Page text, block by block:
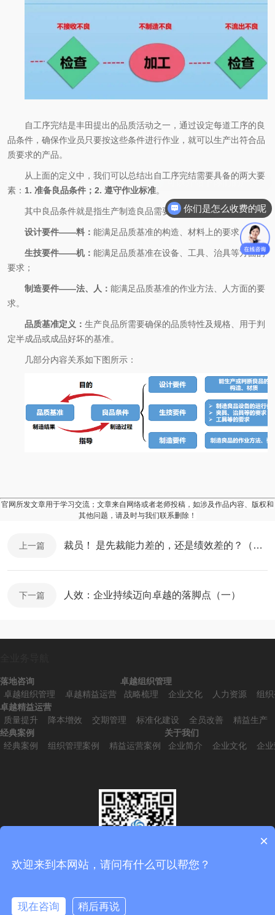
自工序完结是丰田提出的品质活动之一，通过设定每道工序的良
品条件，确保作业员只要按这些条件进行作业，就可以生产出符合品
质要求的产品。
从上面的定义中，我们可以总结出自工序完结需要具备的两大要
素： 1. 准备良品条件；2. 遵守作业标准。
其中良品条件就是指生产制造良品需要保证的条件，包含：
设计要件——料： 能满足品质基准的构造、材料上的要求；
生技要件——机： 能满足品质基准在设备、工具、治具等方面的
要求；
制造要件——法、人： 能满足品质基准的作业方法、人方面的要
求。
品质基准定义： 生产良品所需要确保的品质特性及规格、用于判
定半成品或成品好坏的基准。
几部分内容关系如下图所示：
官网所发文章用于学习交流；文章来自网络或者老师投稿，如涉及作品内容、版权和
其他问题，请及时与我们联系删除！
上一篇 裁员！ 是先裁能力差的，还是绩效差的？（下）
下一篇 人效：企业持续迈向卓越的落脚点（一）
落地咨询
卓越组织管理
卓越精益运营
卓越组织管理
战略梳理
企业文化 人力资源
组
卓越精益运营
质量提升
降本增效 交期管理 标准化建设 全员改善
精益生产
经典案例
经典案例
组织管理案例 精益运营案例
关于我们
企业简介
企业文化 企
你们是怎么收费的呢
×
欢迎来到本网站，请问有什么可以帮您？
现在咨询
稍后再说